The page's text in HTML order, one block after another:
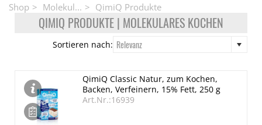
Shop Molekul... QimiQ Produkte
QIMIQ PRODUKTE | MOLEKULARES KOCHEN
Sortieren nach: Relevanz
QimiQ Classic Natur, zum Kochen,
Backen, Verfeinern, 15% Fett, 250 g
Art.Nr.:16939